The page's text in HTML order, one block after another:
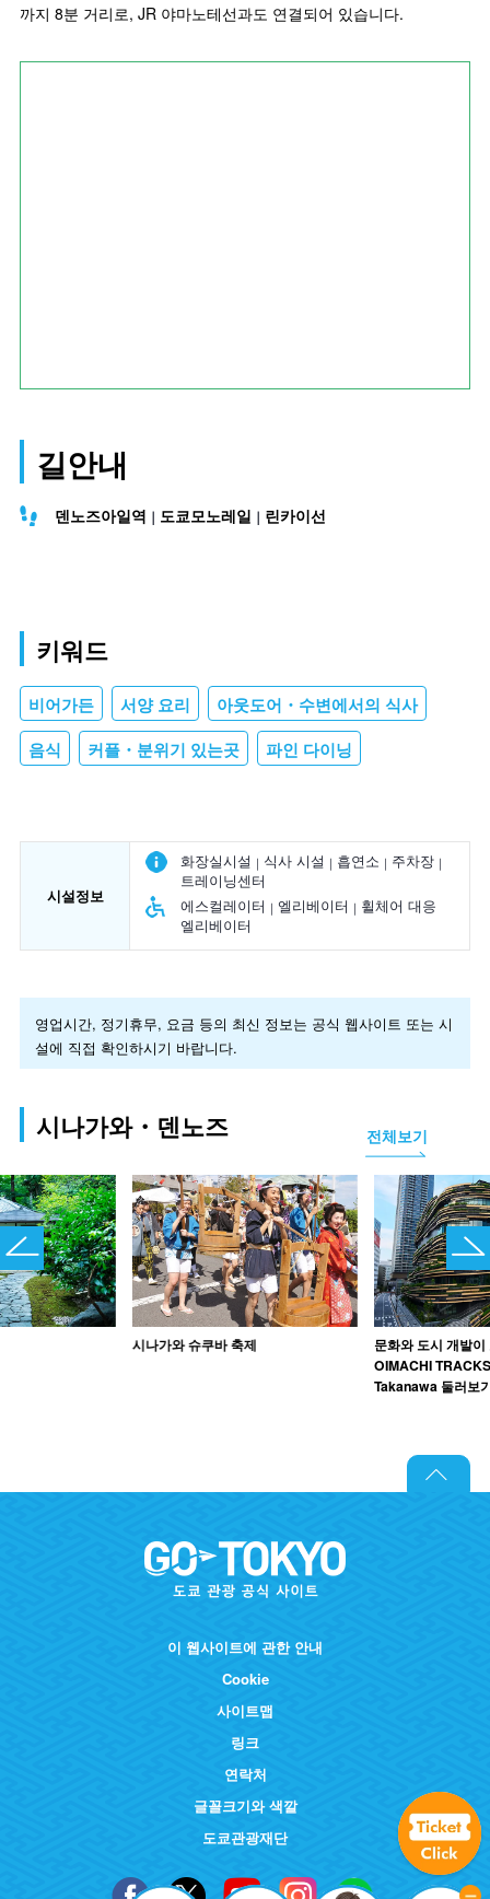
까지 8분 거리로, JR 야마노테선과도 연결되어 있습니다.
길안내
덴노즈아일역 도쿄모노레일 린카이선
키워드
비어가든 서양 요리 아웃도어・수변에서의 식사
음식 커플・분위기 있는곳 파인 다이닝
시설정보
화장실시설 식사 시설 흡연소
주차장
트레이닝센터
에스컬레이터
엘리베이터
휠체어 대응
엘리베이터
영업시간, 정기휴무, 요금 등의 최신 정보는 공식 웹사이트 또는 시
설에 직접 확인하시기 바랍니다.
시나가와・덴노즈 전체보기
시나가와 슈쿠바 축제
문화와 도시 개발
OIMACHI
Takanawa 둘러보
이 웹사이트에 관한 안내
Cookie
사이트맵
링크
연락처
글꼴크기와 색깔
도쿄관광재단